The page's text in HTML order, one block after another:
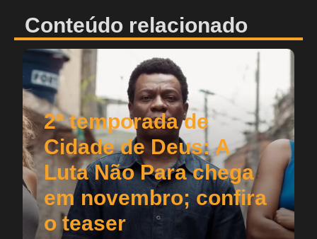
Conteúdo relacionado
2ª temporada de
Cidade de Deus: A
Luta Não Para chega
em novembro; confira
o teaser